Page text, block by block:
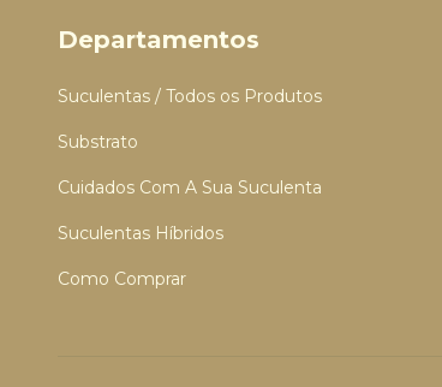
Departamentos
Suculentas / Todos os Produtos
Substrato
Cuidados Com A Sua Suculenta
Suculentas Híbridos
Como Comprar